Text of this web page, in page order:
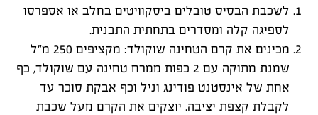
לשכבת הבסיס טובלים ביסקוויטים בחלב או אספרסו
לספיגה קלה ומסדרים בתחתית התבנית.
מכינים את קרם הטחינה שוקולד: מקציפים 250 מ"ל
שמנת מתוקה עם 2 כפות ממרח טחינה עם שוקולד, כף
אחת של אינסטנט פודינג וניל וכף אבקת סוכר עד
לקבלת קצפת יציבה. יוצקים את הקרם מעל שכבת